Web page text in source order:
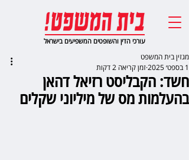
עורכי הדין והשופטים המשפיעים בישראל
חשד: הקבליסט רזיאל דהאן
בהעלמות מס של מיליוני שקלים
מגזין בית המשפט
1 בספט׳ 2025
זמן קריאה 2 דקות